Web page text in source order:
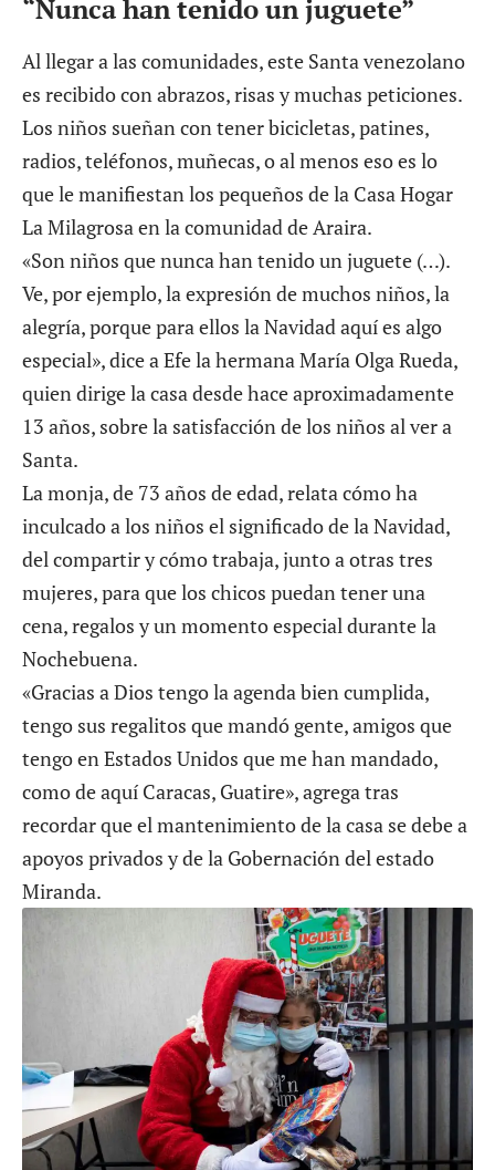
“Nunca han tenido un juguete”
Al llegar a las comunidades, este Santa venezolano
es recibido con abrazos, risas y muchas peticiones.
Los niños sueñan con tener bicicletas, patines,
radios, teléfonos, muñecas, o al menos eso es lo
que le manifiestan los pequeños de la Casa Hogar
La Milagrosa en la comunidad de Araira.
«Son niños que nunca han tenido un juguete (…).
Ve, por ejemplo, la expresión de muchos niños, la
alegría, porque para ellos la Navidad aquí es algo
especial», dice a Efe la hermana María Olga Rueda,
quien dirige la casa desde hace aproximadamente
13 años, sobre la satisfacción de los niños al ver a
Santa.
La monja, de 73 años de edad, relata cómo ha
inculcado a los niños el significado de la Navidad,
del compartir y cómo trabaja, junto a otras tres
mujeres, para que los chicos puedan tener una
cena, regalos y un momento especial durante la
Nochebuena.
«Gracias a Dios tengo la agenda bien cumplida,
tengo sus regalitos que mandó gente, amigos que
tengo en Estados Unidos que me han mandado,
como de aquí Caracas, Guatire», agrega tras
recordar que el mantenimiento de la casa se debe a
apoyos privados y de la Gobernación del estado
Miranda.